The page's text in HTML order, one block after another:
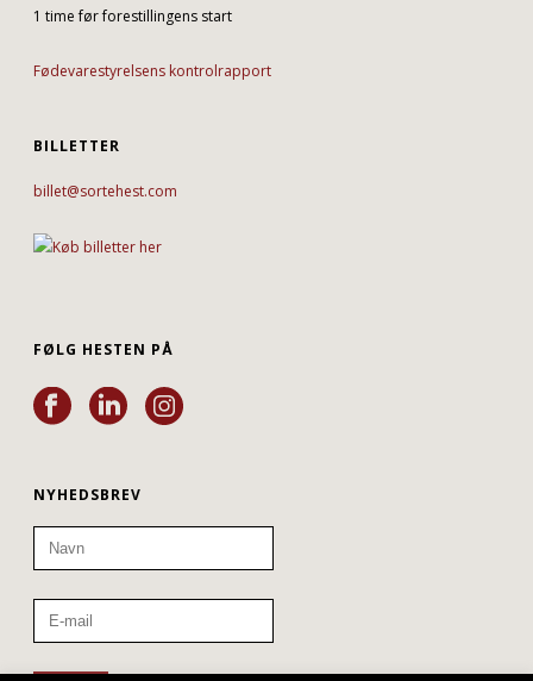
1 time før forestillingens start
Fødevarestyrelsens kontrolrapport
BILLETTER
billet@sortehest.com
FØLG HESTEN PÅ
NYHEDSBREV